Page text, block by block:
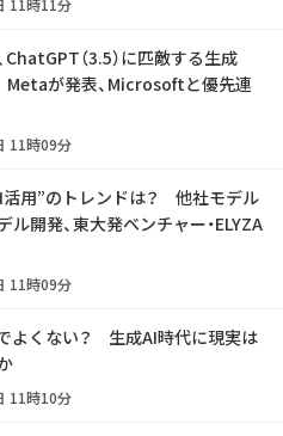
ChatGPT（3.5）に匹敵する生成
Metaが発表、Microsoftと優先連
11時09分
活用”のトレンドは？ 他社モデル
ル開発、東大発ベンチャー・ELYZA
11時09分
よくない？ 生成AI時代に現実は
11時10分